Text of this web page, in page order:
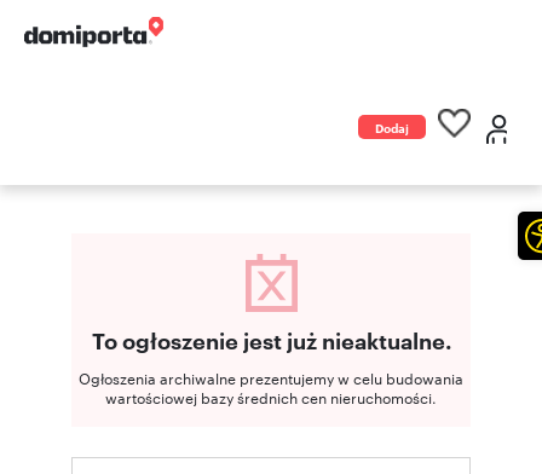
Dodaj
To ogłoszenie jest już nieaktualne.
Ogłoszenia archiwalne prezentujemy w celu budowania
wartościowej bazy średnich cen nieruchomości.